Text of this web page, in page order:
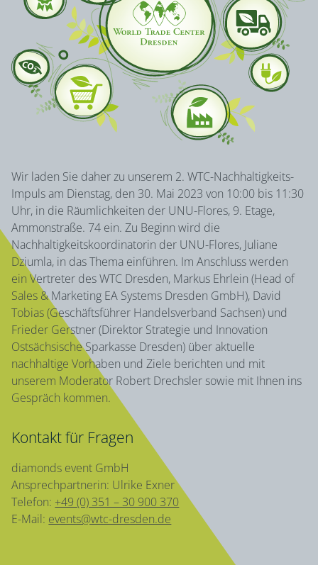
Wir laden Sie daher zu unserem 2. WTC-Nachhaltigkeits-
Impuls am Dienstag, den 30. Mai 2023 von 10:00 bis 11:30
Uhr, in die Räumlichkeiten der UNU-Flores, 9. Etage,
Ammonstraße. 74 ein. Zu Beginn wird die
Nachhaltigkeitskoordinatorin der UNU-Flores, Juliane
Dziumla, in das Thema einführen. Im Anschluss werden
ein Vertreter des WTC Dresden, Markus Ehrlein (Head of
Sales & Marketing EA Systems Dresden GmbH), David
Tobias (Geschäftsführer Handelsverband Sachsen) und
Frieder Gerstner (Direktor Strategie und Innovation
Ostsächsische Sparkasse Dresden) über aktuelle
nachhaltige Vorhaben und Ziele berichten und mit
unserem Moderator Robert Drechsler sowie mit Ihnen ins
Gespräch kommen.
Kontakt für Fragen
diamonds event GmbH
Ansprechpartnerin: Ulrike Exner
Telefon: +49 (0) 351 – 30 900 370
E-Mail: events@wtc-dresden.de